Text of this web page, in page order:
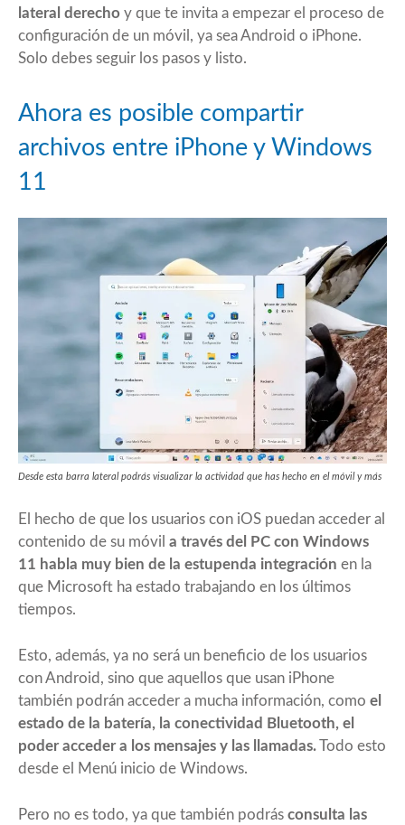
lateral derecho y que te invita a empezar el proceso de
configuración de un móvil, ya sea Android o iPhone.
Solo debes seguir los pasos y listo.
Ahora es posible compartir
archivos entre iPhone y Windows
11
Desde esta barra lateral podrás visualizar la actividad que has hecho en el móvil y más
El hecho de que los usuarios con iOS puedan acceder al
contenido de su móvil a través del PC con Windows
11 habla muy bien de la estupenda integración en la
que Microsoft ha estado trabajando en los últimos
tiempos.
Esto, además, ya no será un beneficio de los usuarios
con Android, sino que aquellos que usan iPhone
también podrán acceder a mucha información, como el
estado de la batería, la conectividad Bluetooth, el
poder acceder a los mensajes y las llamadas.Todo esto
desde el Menú inicio de Windows.
Pero no es todo, ya que también podrás consulta las